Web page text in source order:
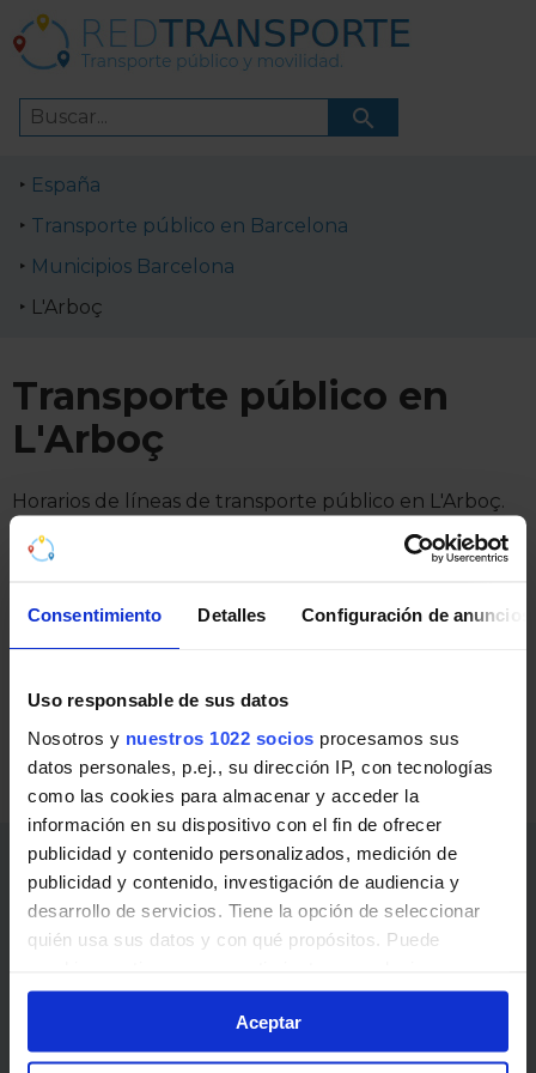
Consentimiento Detalles Configuración de anuncios
Uso responsable de sus datos
Nosotros y nuestros 1022 socios procesamos sus
datos personales, p.ej., su dirección IP, con tecnologías
como las cookies para almacenar y acceder la
información en su dispositivo con el fin de ofrecer
publicidad y contenido personalizados, medición de
publicidad y contenido, investigación de audiencia y
desarrollo de servicios. Tiene la opción de seleccionar
quién usa sus datos y con qué propósitos. Puede
momento desde la Declaración de cookies o clicando en
el Menú de consentimiento.Aceptar
España
Transporte público en Barcelona
Municipios Barcelona
L'Arboç
Transporte público en
L'Arboç
Horarios de líneas de transporte público en L'Arboç.
Cómo ir a L'Arboç en transporte público.
(Rodalíes)
en L'Arboç:
R4
St. Vicenç de Calders - Manresa
RT2
L'Arboç - L'Hospitalet de l'Infant
Enlaces de interés
Abonos, billetes y precios